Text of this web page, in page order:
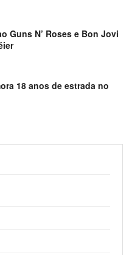
Guns N’ Roses e Bon Jovi
18 anos de estrada no